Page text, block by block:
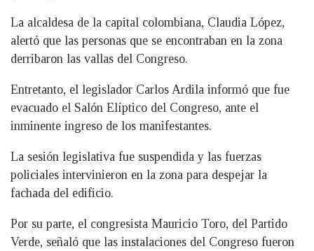
La alcaldesa de la capital colombiana, Claudia López,
alertó que las personas que se encontraban en la zona
derribaron las vallas del Congreso.
Entretanto, el legislador Carlos Ardila informó que fue
evacuado el Salón Elíptico del Congreso, ante el
inminente ingreso de los manifestantes.
La sesión legislativa fue suspendida y las fuerzas
policiales intervinieron en la zona para despejar la
fachada del edificio.
Por su parte, el congresista Mauricio Toro, del Partido
Verde, señaló que las instalaciones del Congreso fueron